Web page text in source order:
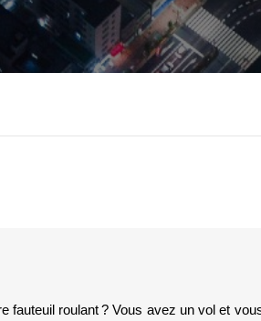
fauteuil roulant ? Vous avez un vol et